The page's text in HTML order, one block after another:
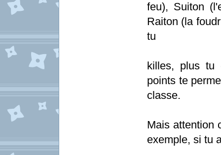
feu), Suiton
Raiton (la
tu
killes, plus tu
points te
classe.
Mais attention
exemple, si tu